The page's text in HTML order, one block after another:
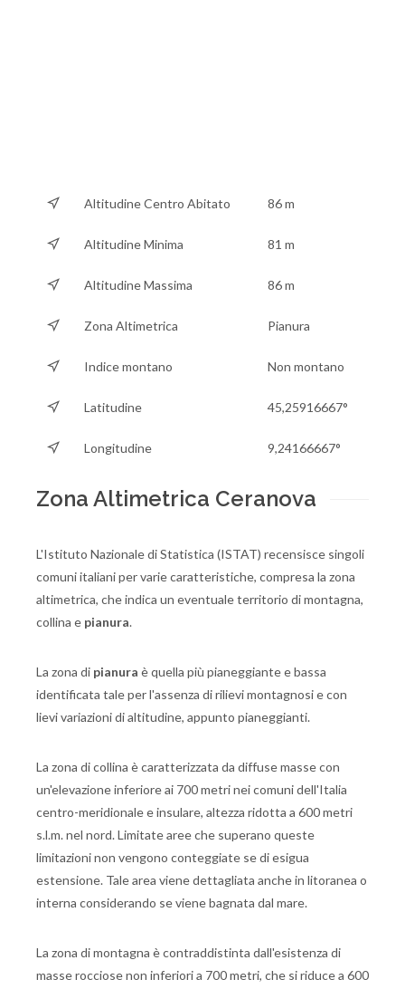
Altitudine Centro Abitato 86 m
Altitudine Minima 81 m
Altitudine Massima 86 m
Zona Altimetrica Pianura
Indice montano Non montano
Latitudine 45,25916667°
Longitudine 9,24166667°
Zona Altimetrica Ceranova
L'Istituto Nazionale di Statistica (ISTAT) recensisce singoli
comuni italiani per varie caratteristiche, compresa la zona
altimetrica, che indica un eventuale territorio di montagna,
collina e pianura.
La zona di pianura è quella più pianeggiante e bassa
identificata tale per l'assenza di rilievi montagnosi e con
lievi variazioni di altitudine, appunto pianeggianti.
La zona di collina è caratterizzata da diffuse masse con
un'elevazione inferiore ai 700 metri nei comuni dell'Italia
centro-meridionale e insulare, altezza ridotta a 600 metri
s.l.m. nel nord. Limitate aree che superano queste
limitazioni non vengono conteggiate se di esigua
estensione. Tale area viene dettagliata anche in litoranea o
interna considerando se viene bagnata dal mare.
La zona di montagna è contraddistinta dall'esistenza di
masse rocciose non inferiori a 700 metri, che si riduce a 600